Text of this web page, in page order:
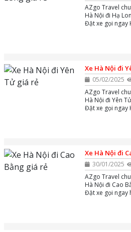
AZgo Travel
Hà Nội đi Hạ
Đặt xe gọi ngay
Xe Hà Nội đi
05/02/2025
AZgo Travel
Hà Nội đi Yên
Đặt xe gọi ngay
Xe Hà Nội đi
30/01/2025
AZgo Travel
Hà Nội đi Cao
Đặt xe gọi ngay